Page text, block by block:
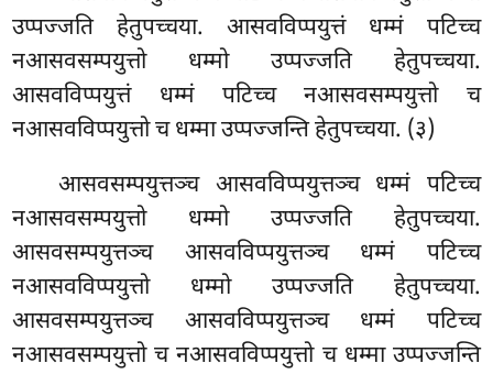
उप्पज्जति हेतुपच्चया. आसवविप्पयुत्तं धम्मं पटिच्च
नआसवसम्पयुत्तो धम्मो उप्पज्जति हेतुपच्चया.
आसवविप्पयुत्तं धम्मं पटिच्च नआसवसम्पयुत्तो च
नआसवविप्पयुत्तो च धम्मा उप्पज्जन्ति हेतुपच्चया. (३)
आसवसम्पयुत्तञ्च आसवविप्पयुत्तञ्च धम्मं पटिच्च
नआसवसम्पयुत्तो धम्मो उप्पज्जति हेतुपच्चया.
आसवसम्पयुत्तञ्च आसवविप्पयुत्तञ्च धम्मं पटिच्च
नआसवविप्पयुत्तो धम्मो उप्पज्जति हेतुपच्चया.
आसवसम्पयुत्तञ्च आसवविप्पयुत्तञ्च धम्मं पटिच्च
नआसवसम्पयुत्तो च नआसवविप्पयुत्तो च धम्मा उप्पज्जन्ति